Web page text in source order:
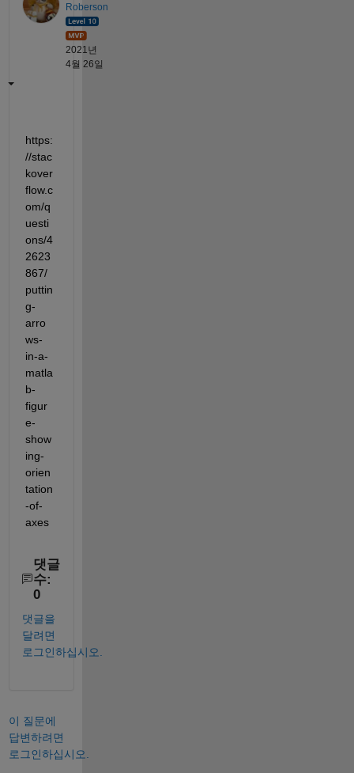
Roberson
2021년
4월 26일
https:
//stac
kover
flow.c
om/q
uesti
ons/4
2623
867/
puttin
g-
arro
ws-
in-a-
matla
b-
figur
e-
show
ing-
orien
tation
-of-
axes
댓글
수:
0
댓글을
달려면
로그인하십시오.
이 질문에
답변하려면
로그인하십시오.